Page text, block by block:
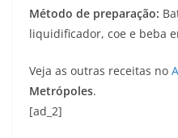
Método de preparação:
liquidificador, coe e beba
Veja as outras receitas no
Metrópoles.
[ad_2]